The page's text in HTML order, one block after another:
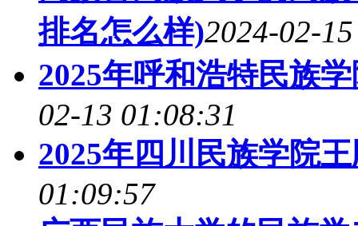
排名怎么样)2024-02-
2025年呼和浩特民族
02-13 01:08:31
2025年四川民族学院
01:09:57